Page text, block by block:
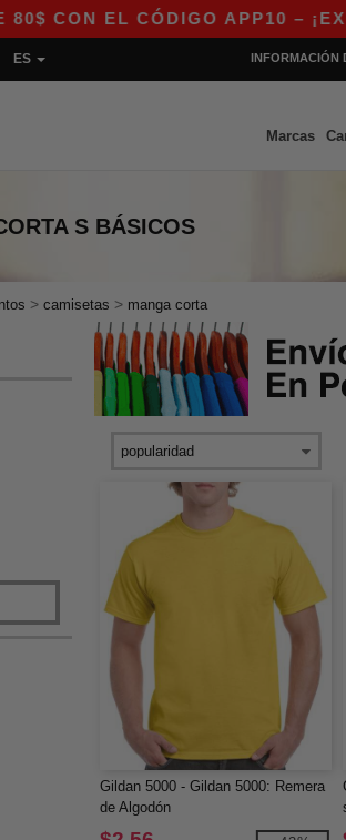
CÓDIGO APP10 – ¡EXCLUSIVO
ES INFORMACIÓN
Marcas
S BÁSICOS
> camisetas > manga corta
Gildan 5000 - Gildan 5000: Remera
de Algodón